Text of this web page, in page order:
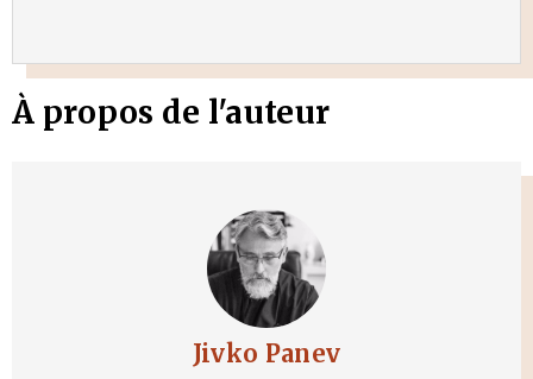
À propos de l'auteur
Jivko Panev